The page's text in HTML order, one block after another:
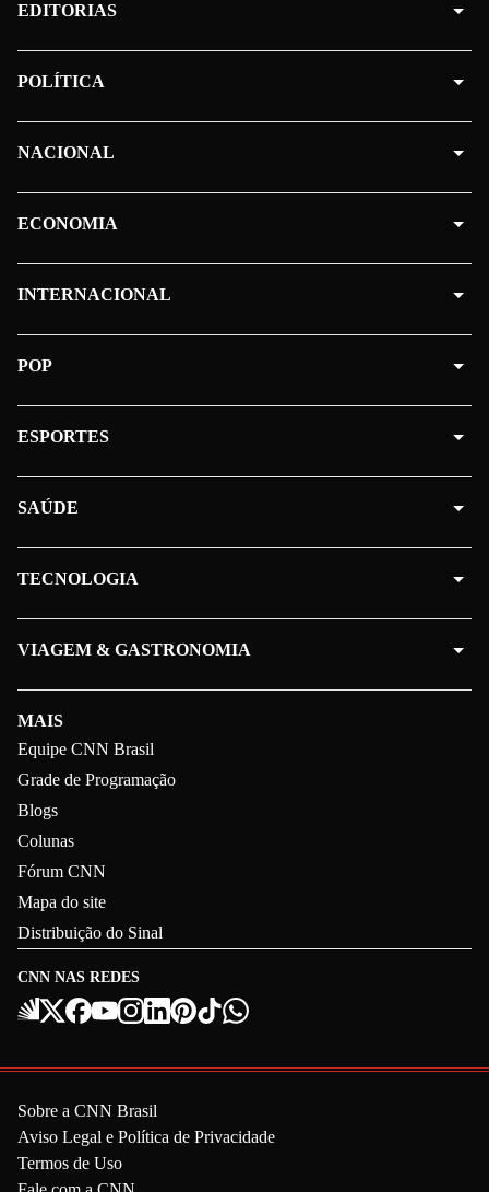
CNN NAS REDES
MAIS
Equipe CNN Brasil
Grade de Programação
Blogs
Colunas
Fórum CNN
Mapa do site
Distribuição do Sinal
EDITORIAS
POLÍTICA
NACIONAL
ECONOMIA
INTERNACIONAL
POP
ESPORTES
SAÚDE
TECNOLOGIA
VIAGEM & GASTRONOMIA
Sobre a CNN Brasil
Aviso Legal e Política de Privacidade
Termos de Uso